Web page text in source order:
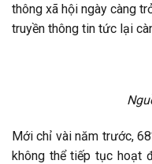
thông xã hội ngày càng
truyền thông tin tức lại
Mới chỉ vài năm trước,
không thể tiếp tục hoạt